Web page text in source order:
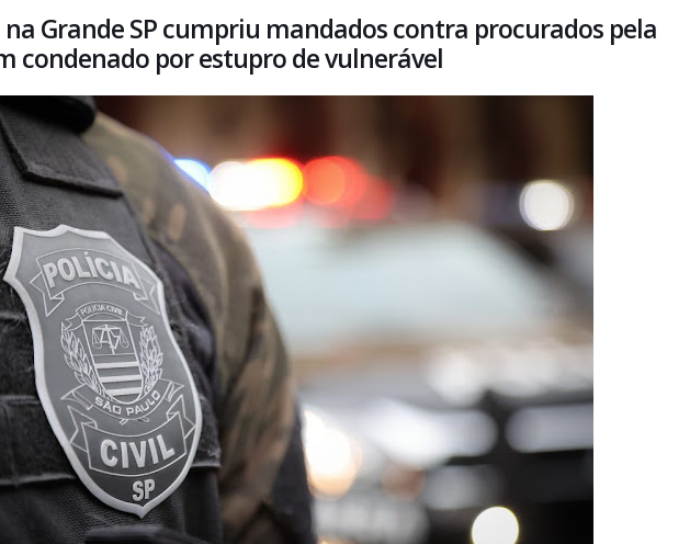
na Grande SP cumpriu mandados contra procurados pela
condenado por estupro de vulnerável